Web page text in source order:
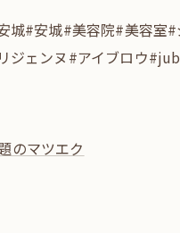
城#安城#美容院#美容室
ジェンヌ#アイブロウ
のマツエク